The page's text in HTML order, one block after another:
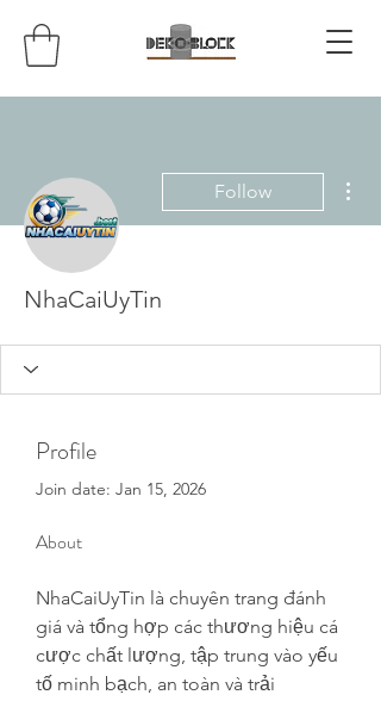
Follow
NhaCaiUyTin
Profile
Join date: Jan 15, 2026
About
NhaCaiUyTin là chuyên trang đánh
giá và tổng hợp các thương hiệu cá
cược chất lượng, tập trung vào yếu
tố minh bạch, an toàn và trải